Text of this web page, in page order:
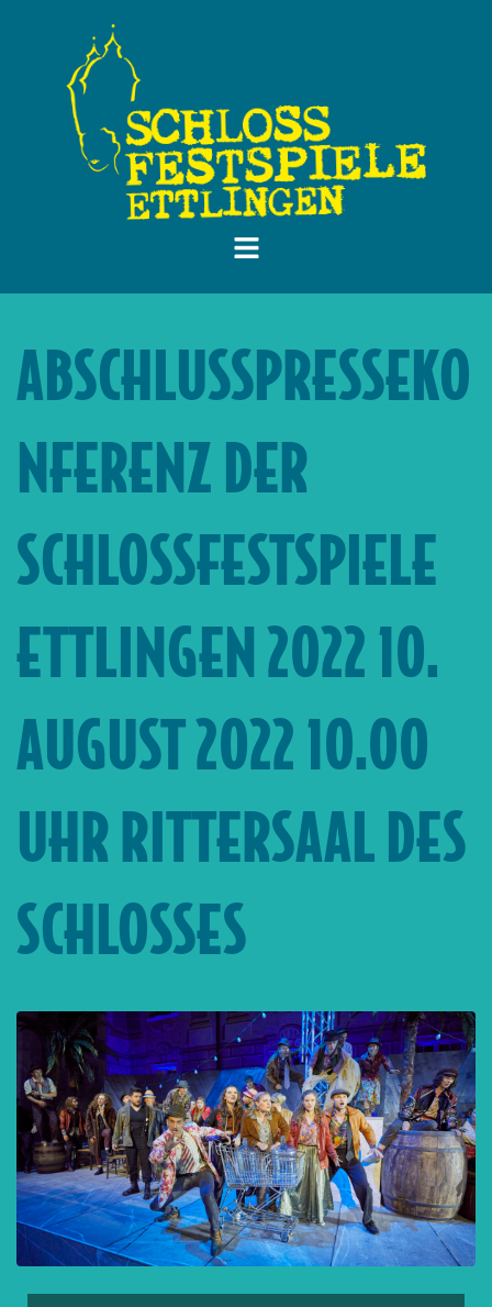
ABSCHLUSSPRESSEKO
NFERENZ DER
SCHLOSSFESTSPIELE
ETTLINGEN 2022 10.
AUGUST 2022 10.00
UHR RITTERSAAL DES
SCHLOSSES